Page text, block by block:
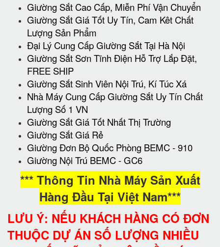
Giường Sắt Cao Cấp, Miễn Phí Vận Chuyển
Giường Sắt Giá Tốt Uy Tín, Cam Kêt Chất
Lượng Sản Phẩm
Đại Lý Cung Cấp Giường Sắt Tại Hà Nội
Giường Sắt Sơn Tĩnh Điện Hỗ Trợ Lắp Đặt,
FREE SHIP
Giường Sắt Sinh Viên Nội Trú, Kí Túc Xá
Nhà Máy Cung Cấp Giường Sắt Uy Tín Chất
Lượng Số 1 VN
Giường Sắt Giá Tốt Nhất Thị Trường
Giường Sắt Giá Rẻ
Giường Đơn Bộ Quốc Phòng BEMC - 910
Giường Nội Trú BEMC - GC6
*** Thông Tin Nhà Máy Sản Xuất
Hàng Đầu Tại Việt Nam***
LƯU Ý: NẾU KHÁCH HÀNG CÓ ĐƠN
THUỘC DỰ ÁN SỐ LƯỢNG NHIỀU